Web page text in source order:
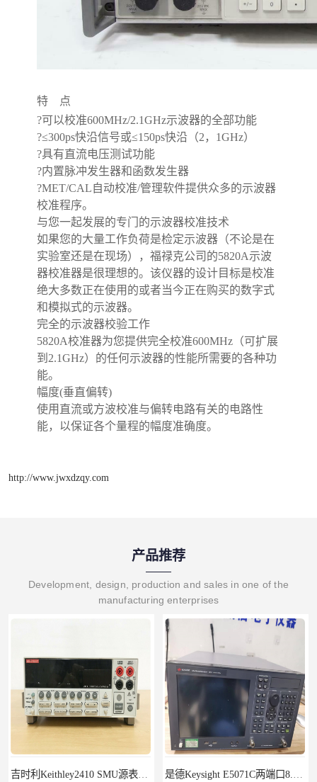
特 点
?可以校准600MHz/2.1GHz示波器的全部功能
?≤300ps快沿信号或≤150ps快沿（2，1GHz）
?具有直流电压测试功能
?内置脉冲发生器和函数发生器
?MET/CAL自动校准/管理软件提供众多的示波器
校准程序。
与您一起发展的专门的示波器校准技术
如果您的大量工作负荷是检定示波器（不论是在
实验室还是在现场），福禄克公司的5820A示波
器校准器是很理想的。该仪器的设计目标是校准
绝大多数正在使用的或者当今正在购买的数字式
和模拟式的示波器。
完全的示波器校验工作
5820A校准器为您提供完全校准600MHz（可扩展
到2.1GHz）的任何示波器的性能所需要的各种功
能。
幅度(垂直偏转)
使用直流或方波校准与偏转电路有关的电路性
能，以保证各个量程的幅度准确度。
http://www.jwxdzqy.com
产品推荐
Development, design, production and sales in one of the
manufacturing enterprises